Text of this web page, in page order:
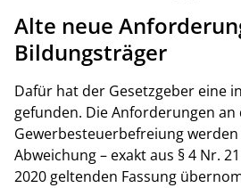
Alte neue
Bildungsträger
Dafür hat der Gesetzgeber eine
gefunden. Die Anforderungen an
Gewerbesteuerbefreiung
Abweichung – exakt aus § 4 Nr.
2020 geltenden Fassung